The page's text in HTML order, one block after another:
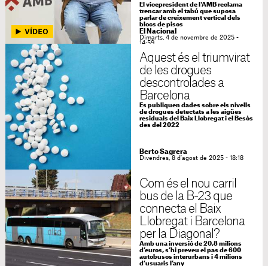
El vicepresident de l'AMB reclama
trencar amb el tabú que suposa
parlar de creixement vertical dels
blocs de pisos
El Nacional
Dimarts, 4 de novembre de 2025 -
14:59
Aquest és el triumvirat
de les drogues
descontrolades a
Barcelona
Es publiquen dades sobre els nivells
de drogues detectats a les aigües
residuals del Baix Llobregat i el Besòs
des del 2022
Berto Sagrera
Divendres, 8 d'agost de 2025 - 18:18
Com és el nou carril
bus de la B-23 que
connecta el Baix
Llobregat i Barcelona
per la Diagonal?
Amb una inversió de 20,8 milions
d’euros, s’hi preveu el pas de 600
autobusos interurbans i 4 milions
d’usuaris l’any